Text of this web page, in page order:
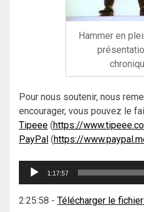
Hammer en
Pour nous soutenir, nous
encourager, vous pouvez le
Tipeee (https://
PayPal (https://
Lecteur
1:17:57
2:25:58 - Télécharger le